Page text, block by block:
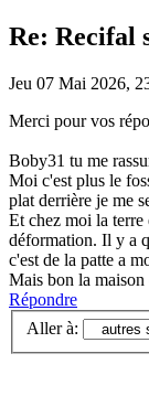
Re: Recifal
Jeu 07 Mai 2026,
Merci pour vos
Boby31 tu me
Moi c'est plus le
plat derrière je me
Et chez moi la terre
déformation. Il y a
c'est de la patte a
Mais bon la
Répondre
Aller à: